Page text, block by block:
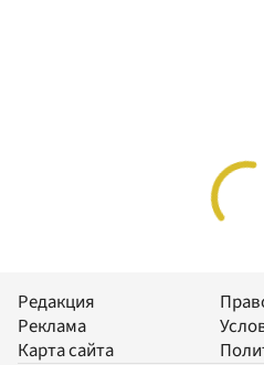
Редакция
Реклама
Карта сайта